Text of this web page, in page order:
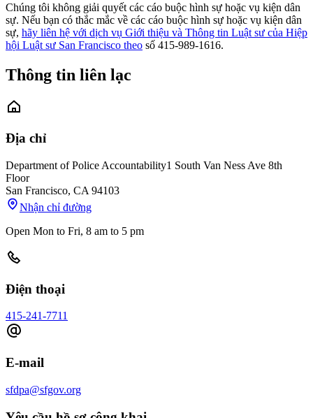
Chúng tôi không giải quyết các cáo buộc hình sự hoặc vụ kiện dân
sự. Nếu bạn có thắc mắc về các cáo buộc hình sự hoặc vụ kiện dân
sự, hãy liên hệ với dịch vụ Giới thiệu và Thông tin Luật sư của Hiệp
hội Luật sư San Francisco theo số 415-989-1616.
Thông tin liên lạc
Địa chỉ
Department of Police Accountability1 South Van Ness Ave 8th
Floor
San Francisco, CA 94103
Nhận chỉ đường
Open Mon to Fri, 8 am to 5 pm
Điện thoại
415-241-7711
E-mail
sfdpa@sfgov.org